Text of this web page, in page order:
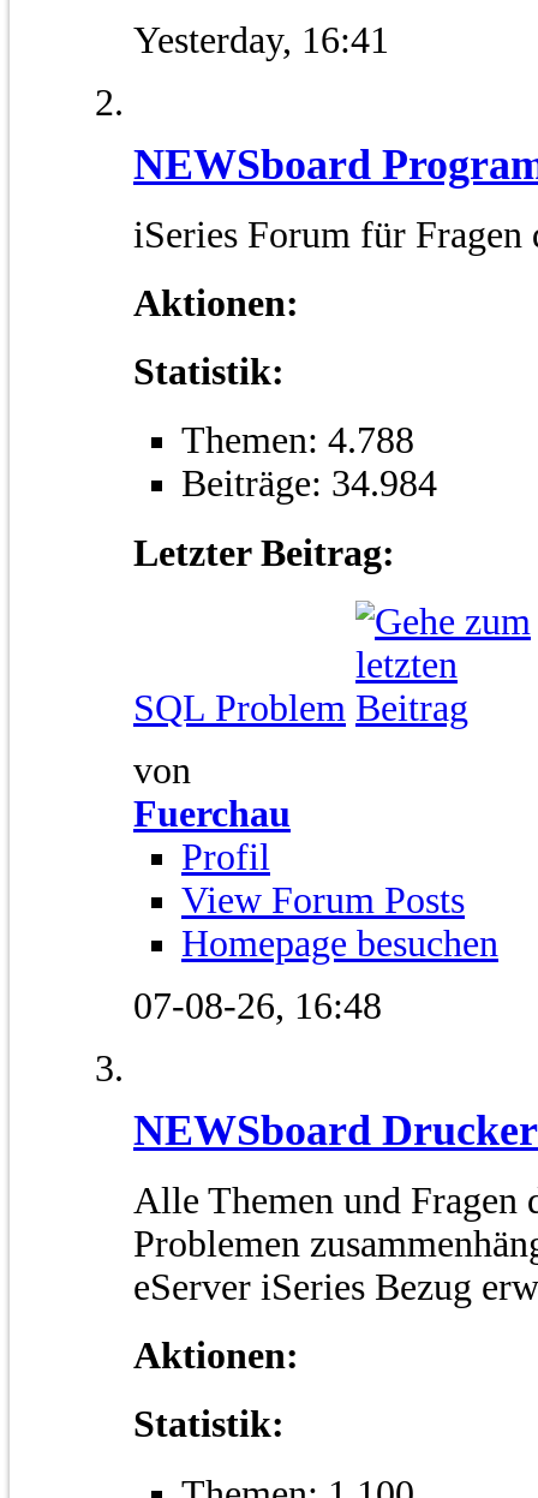
Yesterday, 16:41
NEWSboard
iSeries Forum für
Aktionen:
Statistik:
Themen: 4.788
Beiträge: 34.984
Letzter Beitrag:
SQL Problem
von
Fuerchau
Profil
View Forum Posts
Homepage besuchen
07-08-26, 16:48
NEWSboard Drucker
Alle Themen und Fragen
Problemen
eServer iSeries Bezug
Aktionen:
Statistik: